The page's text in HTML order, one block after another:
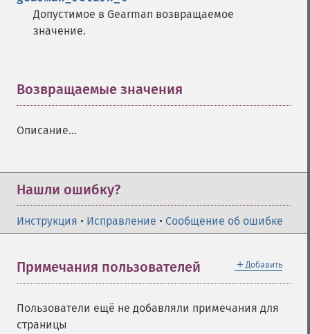
Допустимое в Gearman возвращаемое
значение.
Возвращаемые значения
Описание...
Нашли ошибку?
Инструкция • Исправление • Сообщение об ошибке
＋ Добавить
Примечания пользователей
Пользователи ещё не добавляли примечания для
страницы